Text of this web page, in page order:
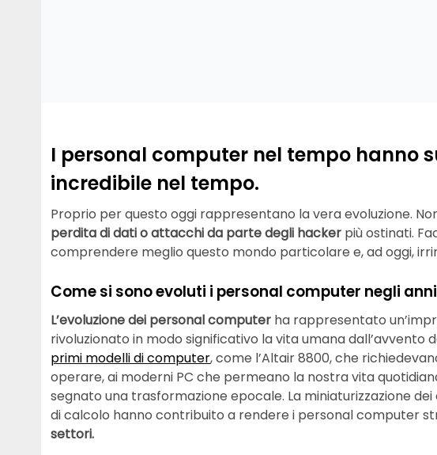
I personal computer nel tempo hanno
incredibile nel tempo.
Proprio per questo oggi rappresentano la vera evoluzione.
perdita di dati o attacchi da parte degli hacker più ostinati.
comprendere meglio questo mondo particolare e, ad oggi,
Come si sono evoluti i personal computer negli
L’evoluzione dei personal computer ha rappresentato
rivoluzionato in modo significativo la vita umana dall’avvento
primi modelli di computer, come l’Altair 8800, che
operare, ai moderni PC che permeano la nostra vita
segnato una trasformazione epocale. La miniaturizzazione
di calcolo hanno contribuito a rendere i personal computer
settori.